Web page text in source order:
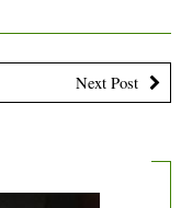
Next Post